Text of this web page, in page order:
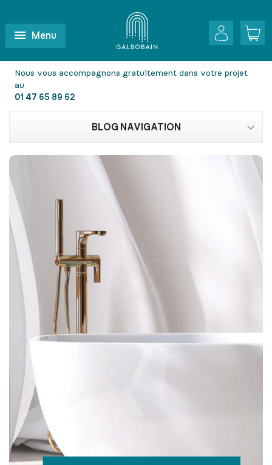
Menu
Nous vous accompagnons gratuitement dans votre projet
au
01 47 65 89 62
BLOG NAVIGATION